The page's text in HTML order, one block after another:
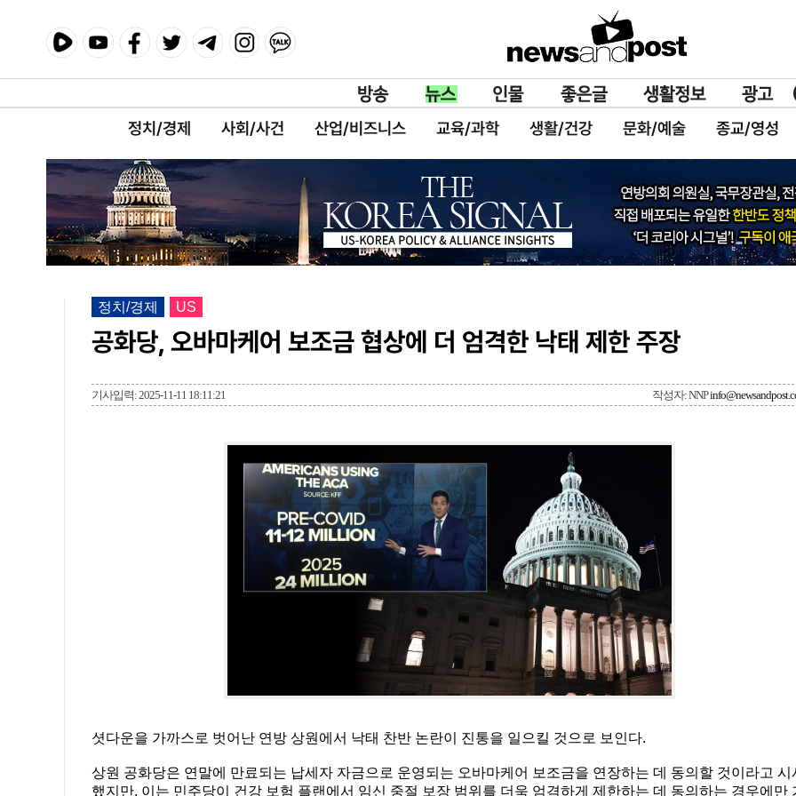
정치/경제 사회/사건 산업/비즈니스 교육/과학 생활/건강 문화/예술 종교/영성
정치/경제 US
공화당, 오바마케어 보조금 협상에 더 엄격한 낙태 제한 주장
기사입력: 2025-11-11 18:11:21 작성자: NNP
셧다운을 가까스로 벗어난 연방 상원에서 낙태 찬반 논란이 진통을 일으킬 것으로 보인다.
상원 공화당은 연말에 만료되는 납세자 자금으로 운영되는 오바마케어 보조금을 연장하는 데 동의할 것이라고 시
했지만, 이는 민주당이 건강 보험 플랜에서 임신 중절 보장 범위를 더욱 엄격하게 제한하는 데 동의하는 경우에만